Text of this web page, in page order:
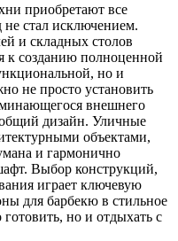
приобретают все
стал исключением.
и складных столов
к созданию полноценной
но и
не просто установить
внешнего
общий дизайн. Уличные
объектами,
и гармонично
Выбор конструкций,
играет ключевую
для барбекю в стильное
но и отдыхать с